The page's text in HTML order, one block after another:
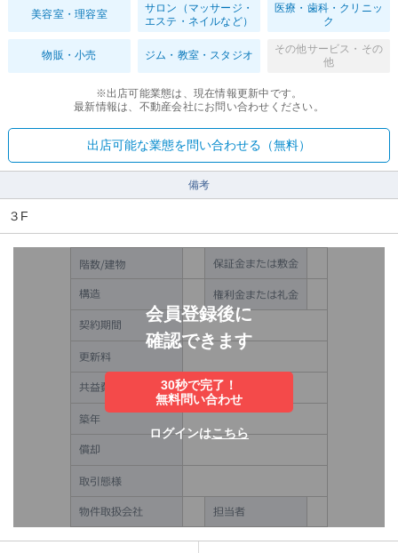
美容室・理容室
サロン（マッサージ・
エステ・ネイルなど）
医療・歯科・クリニッ
ク
物販・小売 ジム・教室・スタジオ
その他サービス・その
他
※出店可能業態は、現在情報更新中です。
最新情報は、不動産会社にお問い合わせください。
出店可能な業態を問い合わせる（無料）
備考
３F
会員登録後に
確認できます
30秒で完了！
無料問い合わせ
ログインはこちら